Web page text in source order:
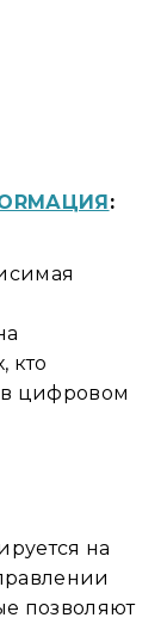
:
кто
цифровом
на
позволяют